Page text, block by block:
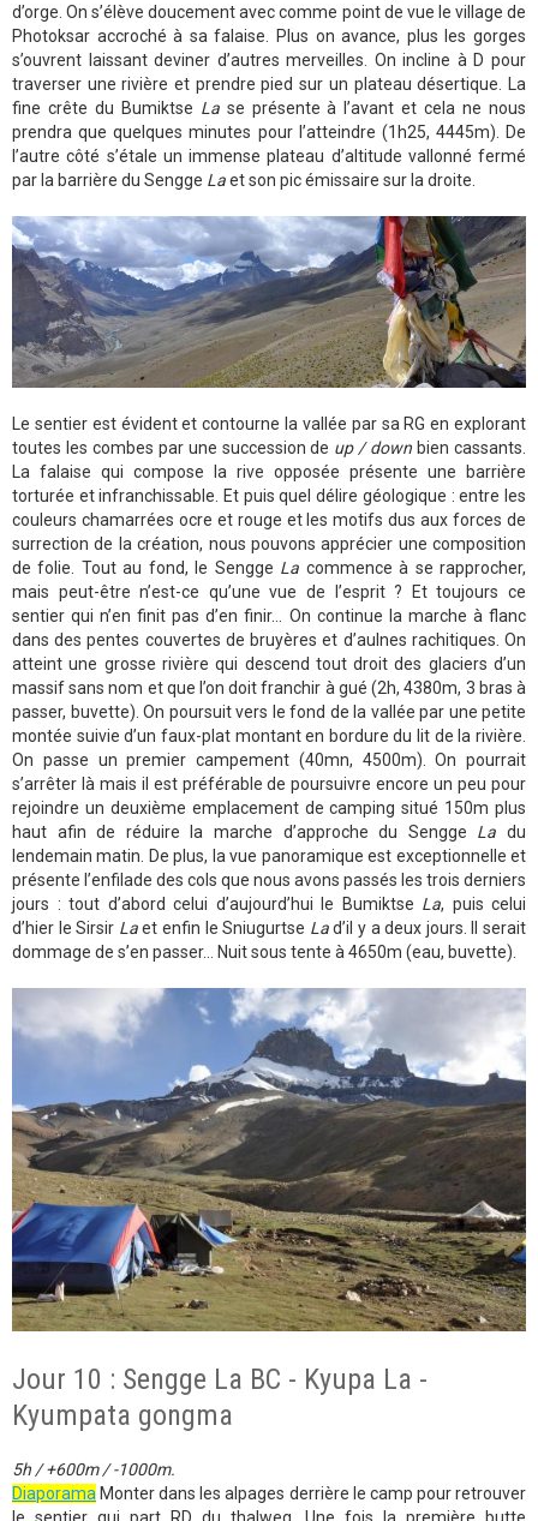
d’orge. On s’élève doucement avec comme point de vue le village de
Photoksar accroché à sa falaise. Plus on avance, plus les gorges
s’ouvrent laissant deviner d’autres merveilles. On incline à D pour
traverser une rivière et prendre pied sur un plateau désertique. La
fine crête du Bumiktse La se présente à l’avant et cela ne nous
prendra que quelques minutes pour l’atteindre (1h25, 4445m). De
l’autre côté s’étale un immense plateau d’altitude vallonné fermé
par la barrière du Sengge Laet son pic émissaire sur la droite.
Le sentier est évident et contourne la vallée par sa RG en explorant
toutes les combes par une succession de up / down bien cassants.
La falaise qui compose la rive opposée présente une barrière
torturée et infranchissable. Et puis quel délire géologique : entre les
couleurs chamarrées ocre et rouge et les motifs dus aux forces de
surrection de la création, nous pouvons apprécier une composition
de folie. Tout au fond, le Sengge La commence à se rapprocher,
mais peut-être n’est-ce qu’une vue de l’esprit ? Et toujours ce
sentier qui n’en finit pas d’en finir… On continue la marche à flanc
dans des pentes couvertes de bruyères et d’aulnes rachitiques. On
atteint une grosse rivière qui descend tout droit des glaciers d’un
massif sans nom et que l’on doit franchir à gué (2h, 4380m, 3 bras à
passer, buvette). On poursuit vers le fond de la vallée par une petite
montée suivie d’un faux-plat montant en bordure du lit de la rivière.
On passe un premier campement (40mn, 4500m). On pourrait
s’arrêter là mais il est préférable de poursuivre encore un peu pour
rejoindre un deuxième emplacement de camping situé 150m plus
haut afin de réduire la marche d’approche du Sengge Ladu
lendemain matin. De plus, la vue panoramique est exceptionnelle et
présente l’enfilade des cols que nous avons passés les trois derniers
jours : tout d’abord celui d’aujourd’hui le Bumiktse La, puis celui
d’hier le Sirsir Laet enfin le Sniugurtse Lad’il y a deux jours. Il serait
dommage de s’en passer… Nuit sous tente à 4650m (eau, buvette).
Jour 10 : Sengge La BC - Kyupa La -
Kyumpata gongma
5h / +600m / -1000m.
Diaporama Monter dans les alpages derrière le camp pour retrouver
le sentier qui part RD du thalweg. Une fois la première butte